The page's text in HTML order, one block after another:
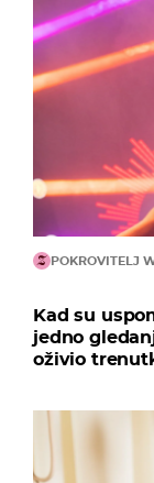
POKROVITELJ
Kad su
jedno
oživio